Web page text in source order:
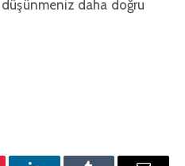
düşünmeniz daha doğru